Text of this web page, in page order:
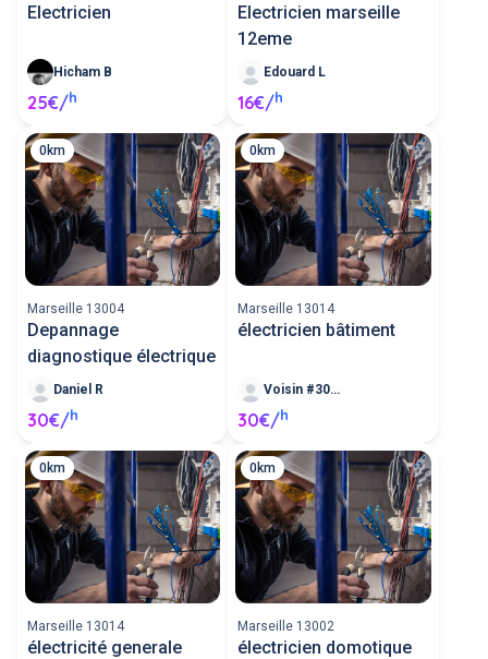
Electricien
Hicham B
25€/h
Electricien marseille
12eme
Edouard L
16€/h
0km
Marseille 13004
Depannage
diagnostique électrique
Daniel R
30€/h
0km
Marseille 13014
électricien bâtiment
Voisin #301531
30€/h
0km
Marseille 13014
électricité generale
0km
Marseille 13002
électricien domotique